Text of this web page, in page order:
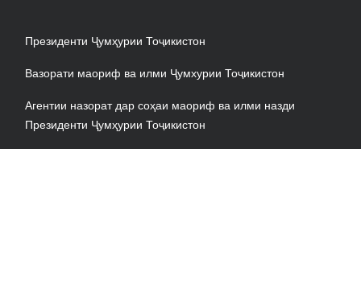
Президенти Ҷумҳурии Тоҷикистон
Вазорати маориф ва илми Ҷумхурии Тоҷикистон
Агентии назорат дар соҳаи маориф ва илми назди
Президенти Ҷумҳурии Тоҷикистон